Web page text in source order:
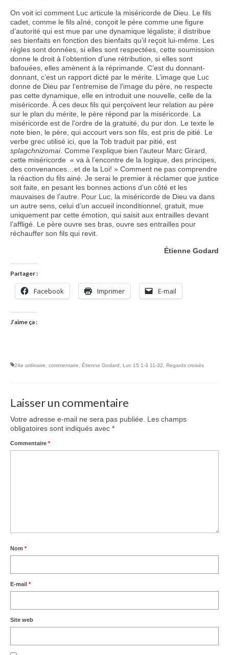
On voit ici comment Luc articule la miséricorde de Dieu. Le fils
cadet, comme le fils aîné, conçoit le père comme une figure
d’autorité qui est mue par une dynamique légaliste; il distribue
ses bienfaits en fonction des bienfaits qu’il reçoit lui-même. Les
règles sont données, si elles sont respectées, cette soumission
donne le droit à l’obtention d’une rétribution, si elles sont
bafouées, elles amènent à la réprimande. C’est du donnant-
donnant, c’est un rapport dicté par le mérite. L’image que Luc
donne de Dieu par l’entremise de l’image du père, ne respecte
pas cette dynamique, elle en introduit une nouvelle, celle de la
miséricorde. À ces deux fils qui perçoivent leur relation au père
sur le plan du mérite, le père répond par la miséricorde. La
miséricorde est de l’ordre de la gratuité, du pur don. Le texte le
note bien, le père, qui accourt vers son fils, est pris de pitié. Le
verbe grec utilisé ici, que la Tob traduit par pitié, est
splagchnizomai. Comme l’explique bien l’auteur Marc Girard,
cette miséricorde « va à l’encontre de la logique, des principes,
des convenances…et de la Loi! » Comment ne pas comprendre
la réaction du fils ainé. Je serai le premier à réclamer que justice
soit faite, en pesant les bonnes actions d’un côté et les
mauvaises de l’autre. Pour Luc, la miséricorde de Dieu va dans
un autre sens, celui d’un accueil inconditionnel, gratuit, mue
uniquement par cette émotion, qui saisit aux entrailles devant
l’affligé. Le père ouvre ses bras, ouvre ses entrailles pour
réchauffer son fils qui revit.
Étienne Godard
Partager :
Facebook Imprimer E-mail
J’aime ça :
24e ordinaire commentaire Étienne Godard Luc 15 1-3 11-32 Regards croisés
Laisser un commentaire
Votre adresse e-mail ne sera pas publiée.
Les champs
obligatoires sont indiqués avec *
Commentaire *
Nom *
E-mail *
Site web